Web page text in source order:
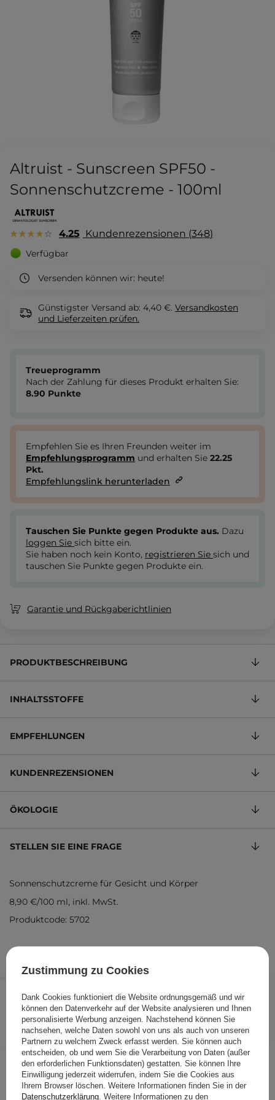
Altruist - Sunscreen SPF50 -
Sonnenschutzcreme - 100ml
4.25 Kundenrezensionen 348
Verfügbar
Versenden können wir: heute!
Günstigster Versand ab: 4,40 €. Versandkosten
und Lieferzeiten prüfen.
IN DEN WARENKORB
Treueprogramm
Nach der Zahlung für dieses Produkt erhalten Sie:
8.90 Punkte
Empfehlen Sie es Ihren Freunden weiter im
Empfehlungsprogramm und erhalten Sie 22.25
Pkt.
Empfehlungslink herunterladen
Tauschen Sie Punkte gegen Produkte aus. Dazu
loggen Sie sich bitte ein.
Sie haben noch kein Konto, registrieren Sie sich und
tauschen Sie Punkte gegen Produkte ein.
Garantie und Rückgaberichtlinien
PRODUKTBESCHREIBUNG
INHALTSSTOFFE
EMPFEHLUNGEN
KUNDENREZENSIONEN
ÖKOLOGIE
STELLEN SIE EINE FRAGE
Sonnenschutzcreme für Gesicht und Körper
8,90 €/100 ml, inkl. MwSt.
Produktcode: 5702
Folgende Produkte wurden von
anderen Kunden geprüft
Zustimmung zu Cookies
Dank Cookies funktioniert die Website ordnungsgemäß und wir
können den Datenverkehr auf der Website analysieren und Ihnen
personalisierte Werbung anzeigen. Nachstehend können Sie
nachsehen, welche Daten sowohl von uns als auch von unseren
Partnern zu welchem Zweck erfasst werden. Sie können auch
entscheiden, ob und wem Sie die Verarbeitung von Daten (außer
den erforderlichen Funktionsdaten) gestatten. Sie können Ihre
Einwilligung jederzeit widerrufen, indem Sie die Cookies aus
Ihrem Browser löschen. Weitere Informationen finden Sie in der
Datenschutzerklärung . Weitere Informationen zu den